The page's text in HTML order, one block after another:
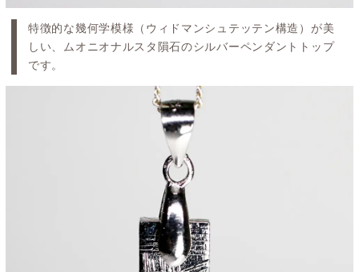
特徴的な幾何学模様（ウィドマンシュテッテン構造）が美
しい、ムオニオナルスタ隕石のシルバーペンダントトップ
です。